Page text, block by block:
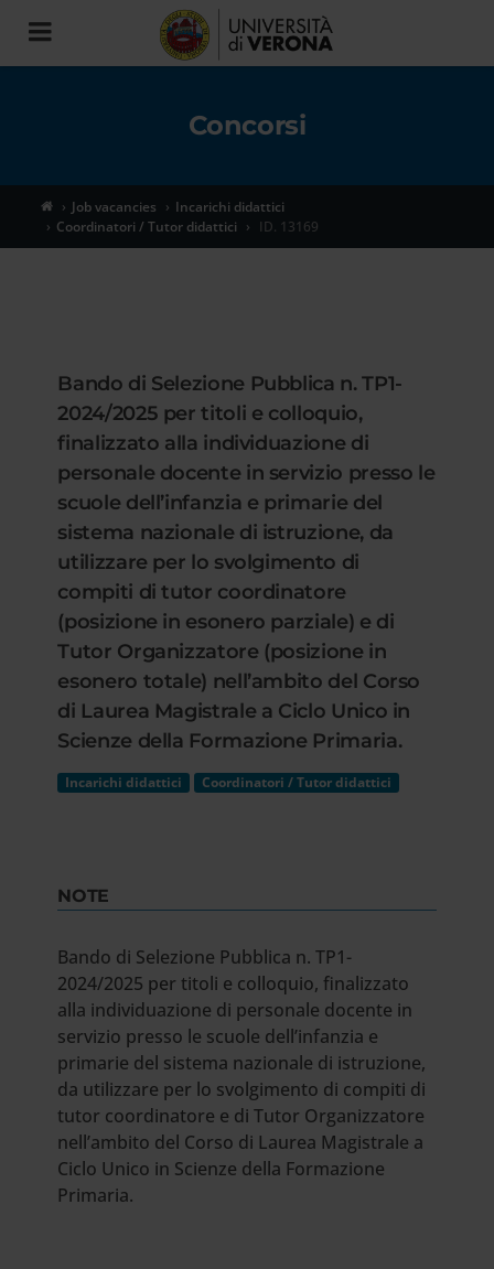
Toggle
navigation
Concorsi
Job vacancies
Incarichi didattici
Coordinatori / Tutor didattici
ID. 13169
Bando di Selezione Pubblica n. TP1-
2024/2025 per titoli e colloquio,
finalizzato alla individuazione di
personale docente in servizio presso le
scuole dell’infanzia e primarie del
sistema nazionale di istruzione, da
utilizzare per lo svolgimento di
compiti di tutor coordinatore
(posizione in esonero parziale) e di
Tutor Organizzatore (posizione in
esonero totale) nell’ambito del Corso
di Laurea Magistrale a Ciclo Unico in
Scienze della Formazione Primaria.
Incarichi didattici Coordinatori / Tutor didattici
NOTE
Bando di Selezione Pubblica n. TP1-
2024/2025 per titoli e colloquio, finalizzato
alla individuazione di personale docente in
servizio presso le scuole dell’infanzia e
primarie del sistema nazionale di istruzione,
da utilizzare per lo svolgimento di compiti di
tutor coordinatore e di Tutor Organizzatore
nell’ambito del Corso di Laurea Magistrale a
Ciclo Unico in Scienze della Formazione
Primaria.